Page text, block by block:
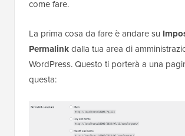
come fare.
La prima cosa da fare è andare su
Permalinkdalla tua area di
WordPress. Questo ti porterà a una
questa: